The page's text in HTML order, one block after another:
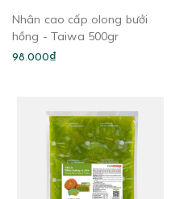
Nhân cao cấp olong bưởi
hồng - Taiwa 500gr
98.000₫